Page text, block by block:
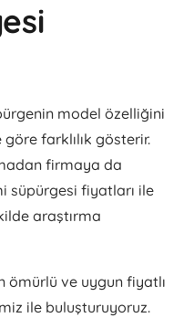
model özelliğini
farklılık gösterir.
firmaya da
süpürgesi fiyatları ile
araştırma
ömürlü ve uygun fiyatlı
ile buluşturuyoruz.